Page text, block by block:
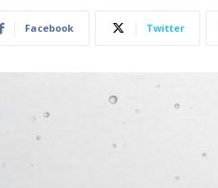
Facebook Twitter